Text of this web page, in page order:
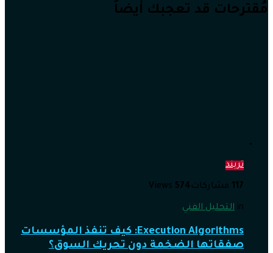
مُقترحات قد تعجبك أيضاً
تريند
117 مشاركات574
in التحليل الفني
Execution Algorithms: كيف تنفذ المؤسسات
صفقاتها الضخمة دون تحريك السوق؟